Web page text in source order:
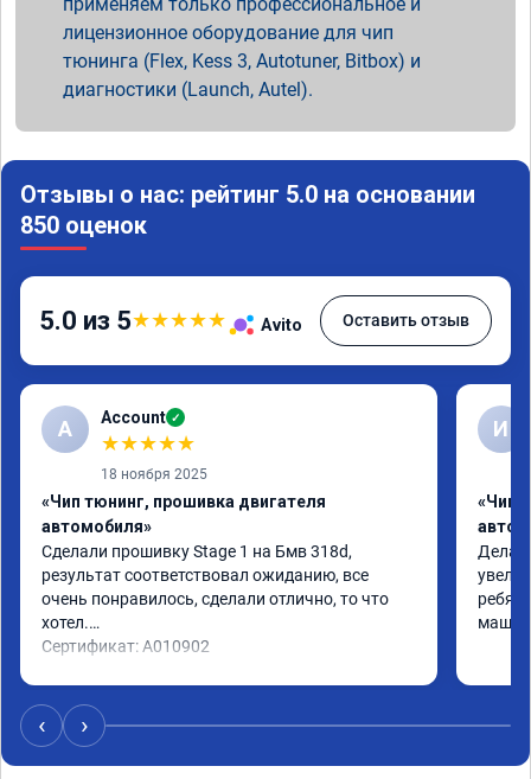
лицензионное оборудование для чип
тюнинга (Flex, Kess 3, Autotuner, Bitbox) и
диагностики (Launch, Autel).
Отзывы о нас: рейтинг 5.0 на основании
850 оценок
5.0 из 5★★★★★ Avito Оставить отзыв
A Account ✓
★★★★★
18 ноября 2025
«Чип тюнинг, прошивка двигателя
автомобиля»
Сделали прошивку Stage 1 на Бмв 318d,
результат соответствовал ожиданию, все
очень понравилось, сделали отлично, то что
хотел.
Сертификат: A010902
И
«Чип
‹ ›